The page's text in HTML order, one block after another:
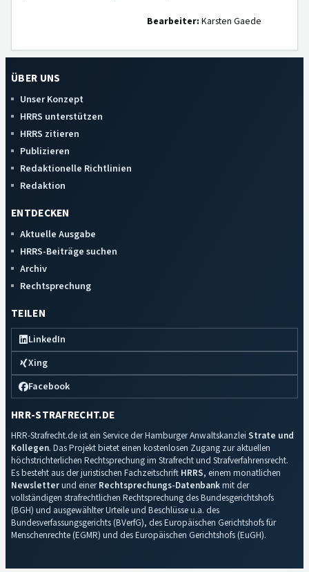
Bearbeiter: Karsten Gaede
ÜBER UNS
Unser Konzept
HRRS unterstützen
HRRS zitieren
Publizieren
Redaktionelle Richtlinien
Redaktion
ENTDECKEN
Aktuelle Ausgabe
HRRS-Beiträge suchen
Archiv
Rechtsprechung
TEILEN
LinkedIn
Xing
Facebook
HRR-STRAFRECHT.DE
HRR-Strafrecht.de ist ein Service der Hamburger Anwaltskanzlei Strate und
Kollegen. Das Projekt bietet einen kostenlosen Zugang zur aktuellen
höchstrichterlichen Rechtsprechung im Strafrecht und Strafverfahrensrecht.
Es besteht aus der juristischen Fachzeitschrift HRRS, einem monatlichen
Newsletterund einerRechtsprechungs-Datenbankmit der
vollständigen strafrechtlichen Rechtsprechung des Bundesgerichtshofs
(BGH) und ausgewählter Urteile und Beschlüsse u.a. des
Bundesverfassungsgerichts (BVerfG), des Europäischen Gerichtshofs für
Menschenrechte (EGMR) und des Europäischen Gerichtshofs (EuGH).